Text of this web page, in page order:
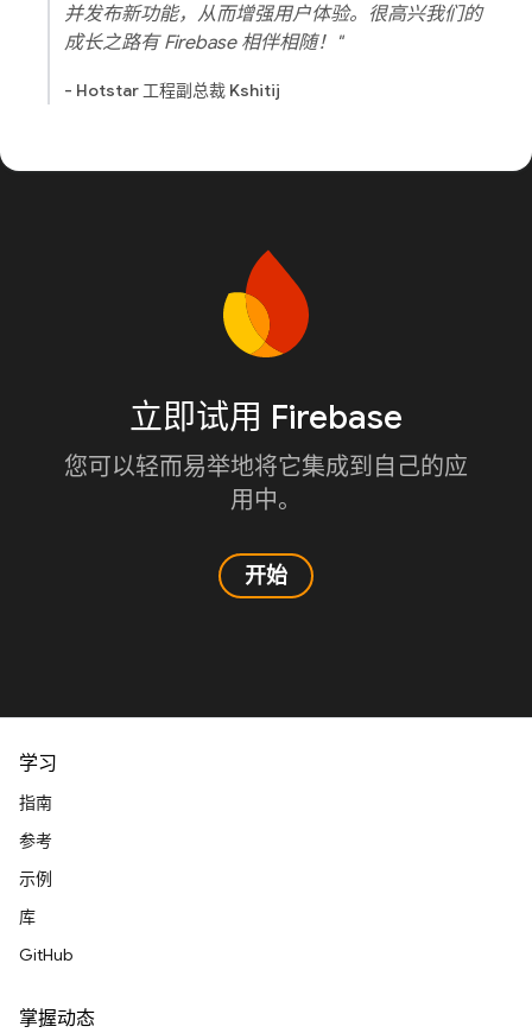
并发布新功能，从而增强用户体验。很高兴我们的
成长之路有 Firebase 相伴相随！"
- Hotstar 工程副总裁 Kshitij
立即试用 Firebase
您可以轻而易举地将它集成到自己的应
用中。
开始
学习
指南
参考
示例
库
GitHub
掌握动态